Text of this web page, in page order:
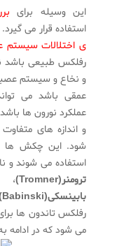
این وسیله برای
استفاده قرار می
ی اختلالات
رفلکس طبیعی باشد
و نخاع و سیستم
عمقی باشد می
عملکرد نورون ها
شود. این چکش ها
استفاده می شوند و
ترومنر(Tromner)
بابینسکی(Babinski)
رفلکس تاندون ها
می شود که در ادامه